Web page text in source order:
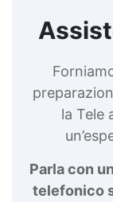
la Tele
Parla con
telefonico